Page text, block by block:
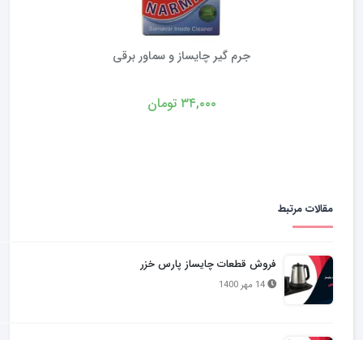
مقالات مرتبط
فروش قطعات چایساز پارس خزر